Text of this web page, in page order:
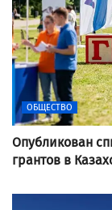
ОБЩЕСТВО
Опубликован
грантов в